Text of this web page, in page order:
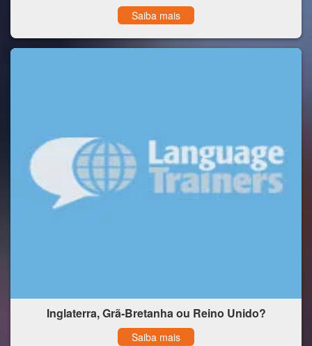
Saiba mais
Inglaterra, Grã-Bretanha ou Reino Unido?
Saiba mais